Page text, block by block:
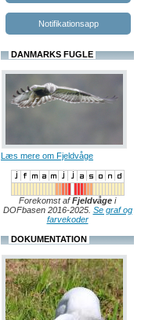
Notifikationsapp
DANMARKS FUGLE
Læs mere om Fjeldvåge
Forekomst afFjeldvåge i
DOFbasen 2016-2025. Se graf og
farvekoder
DOKUMENTATION